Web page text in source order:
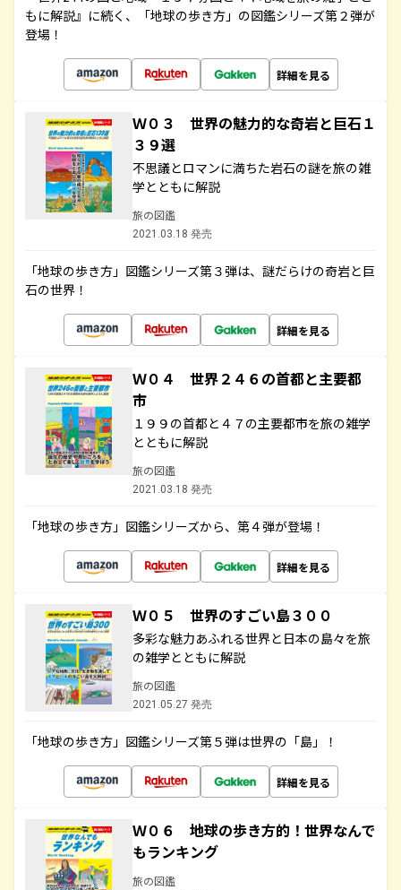
もに解説』に続く、「地球の歩き方」の図鑑シリーズ第２弾が
登場！
詳細を見る
Ｗ０３ 世界の魅力的な奇岩と巨石１
３９選
不思議とロマンに満ちた岩石の謎を旅の雑
学とともに解説
旅の図鑑
2021.03.18 発売
「地球の歩き方」図鑑シリーズ第３弾は、謎だらけの奇岩と巨
石の世界！
詳細を見る
Ｗ０４ 世界２４６の首都と主要都
市
１９９の首都と４７の主要都市を旅の雑学
とともに解説
旅の図鑑
2021.03.18 発売
「地球の歩き方」図鑑シリーズから、第４弾が登場！
詳細を見る
Ｗ０５ 世界のすごい島３００
多彩な魅力あふれる世界と日本の島々を旅
の雑学とともに解説
旅の図鑑
2021.05.27 発売
「地球の歩き方」図鑑シリーズ第５弾は世界の「島」！
詳細を見る
Ｗ０６ 地球の歩き方的！世界なんで
もランキング
旅の図鑑